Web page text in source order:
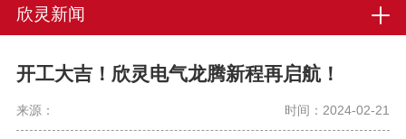
欣灵新闻
开工大吉！欣灵电气龙腾新程再启航！
来源： 时间：2024-02-21